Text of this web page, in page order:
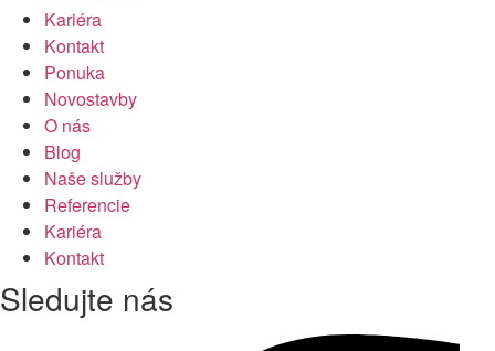
Kariéra
Kontakt
Ponuka
Novostavby
O nás
Blog
Naše služby
Referencie
Kariéra
Kontakt
Sledujte nás